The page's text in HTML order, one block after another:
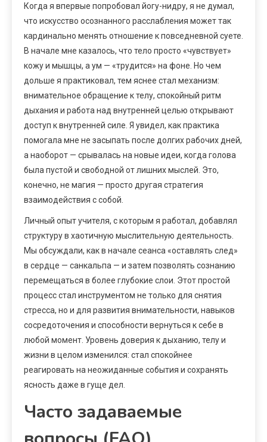
Когда я впервые попробовал йогу-нидру, я не думал,
что искусство осознанного расслабления может так
кардинально менять отношение к повседневной суете.
В начале мне казалось, что тело просто «чувствует»
кожу и мышцы, а ум — «трудится» на фоне. Но чем
дольше я практиковал, тем яснее стал механизм:
внимательное обращение к телу, спокойный ритм
дыхания и работа над внутренней целью открывают
доступ к внутренней силе. Я увидел, как практика
помогала мне не засыпать после долгих рабочих дней,
а наоборот — срывалась на новые идеи, когда голова
была пустой и свободной от лишних мыслей. Это,
конечно, не магия — просто другая стратегия
взаимодействия с собой.
Личный опыт учителя, с которым я работал, добавлял
структуру в хаотичную мыслительную деятельность.
Мы обсуждали, как в начале сеанса «оставлять след»
в сердце — санкальпа — и затем позволять сознанию
перемещаться в более глубокие слои. Этот простой
процесс стал инструментом не только для снятия
стресса, но и для развития внимательности, навыков
сосредоточения и способности вернуться к себе в
любой момент. Уровень доверия к дыханию, телу и
жизни в целом изменился: стал спокойнее
реагировать на неожиданные события и сохранять
ясность даже в гуще дел.
Часто задаваемые